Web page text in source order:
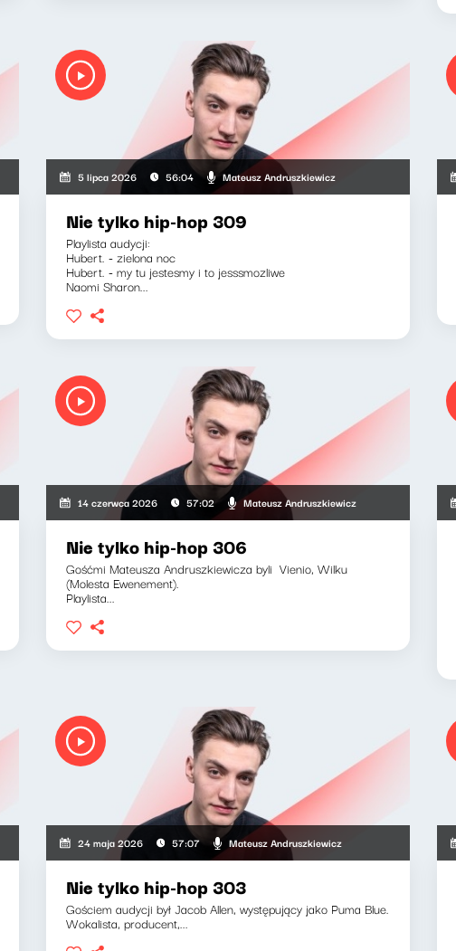
5 lipca 2026 56:04 Mateusz Andruszkiewicz
Nie tylko hip-hop 309
Playlista audycji:
Hubert. - zielona noc
Hubert. - my tu jestesmy i to jesssmozliwe
Naomi Sharon...
14 czerwca 2026 57:02 Mateusz Andruszkiewicz
Nie tylko hip-hop 306
Gośćmi Mateusza Andruszkiewicza byli Vienio, Wilku
(Molesta Ewenement).
Playlista...
24 maja 2026 57:07 Mateusz Andruszkiewicz
Nie tylko hip-hop 303
Gościem audycji był Jacob Allen, występujący jako Puma Blue.
Wokalista, producent,...